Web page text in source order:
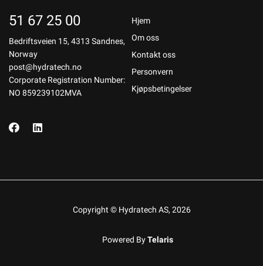
51 67 25 00
Bedriftsveien 15, 4313 Sandnes,
Norway
post@hydratech.no
Corporate Registration Number:
NO 859239102MVA
Hjem
Om oss
Kontakt oss
Personvern
Kjøpsbetingelser
Copyright © Hydratech AS, 2026
Powered ByTelaris